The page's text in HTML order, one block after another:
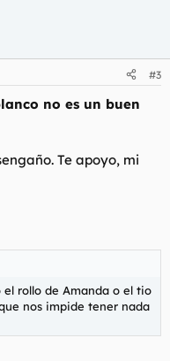
#3
no es un buen
Te apoyo, mi
el rollo de Amanda o el tio
nos impide tener nada